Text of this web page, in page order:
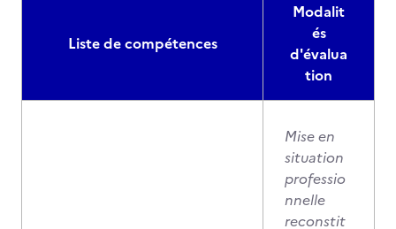
Liste de compétences
Modalit
és
d'évalua
tion
Mise en
situation
professio
nnelle
reconstit